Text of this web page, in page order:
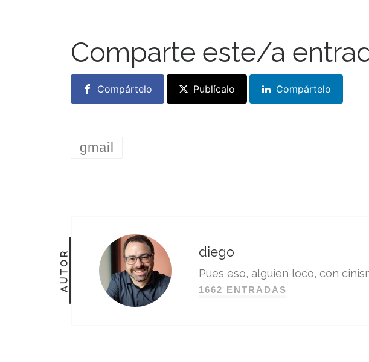
Comparte este/a
Compártelo Publícalo Compártelo
gmail
AUTOR diego
Pues eso, alguien loco, con
1662 ENTRADAS